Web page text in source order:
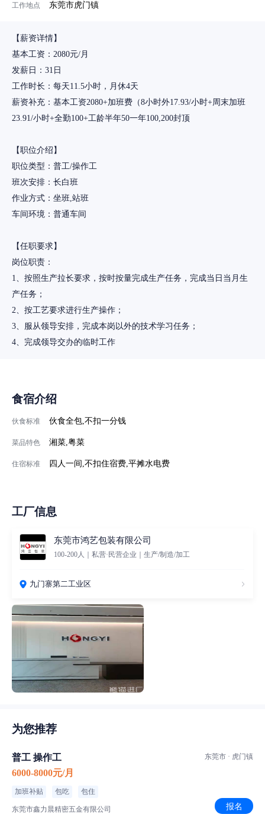
工作地点 东莞市虎门镇
【薪资详情】
基本工资：2080元/月
发薪日：31日
工作时长：每天11.5小时，月休4天
薪资补充：基本工资2080+加班费（8小时外17.93/小时+周末加班
23.91/小时+全勤100+工龄半年50一年100,200封顶
【职位介绍】
职位类型：普工/操作工
班次安排：长白班
作业方式：坐班,站班
车间环境：普通车间
【任职要求】
岗位职责：
1、按照生产拉长要求，按时按量完成生产任务，完成当日当月生
产任务；
2、按工艺要求进行生产操作；
3、服从领导安排，完成本岗以外的技术学习任务；
食宿介绍
伙食标准 伙食全包,不扣一分钱
菜品特色 湘菜,粤菜
住宿标准 四人一间,不扣住宿费,平摊水电费
工厂信息
东莞市鸿艺包装有限公司
100-200人｜私营·民营企业｜生产/制造/加工
九门寨第二工业区
为您推荐
普工 操作工
6000-8000元/月
加班补贴 包吃 包住
东莞市鑫力晨精密五金有限公司
东莞市 · 虎门镇
报名